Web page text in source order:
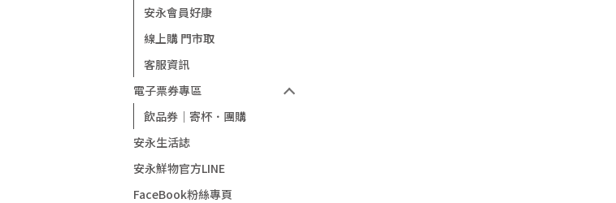
安永會員好康
線上購 門市取
客服資訊
電子票券專區
飲品券｜寄杯．團購
安永生活誌
安永鮮物官方LINE
FaceBook粉絲專頁